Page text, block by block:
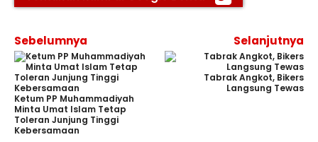
Sebelumnya
Ketum PP Muhammadiyah
Minta Umat Islam Tetap
Toleran Junjung Tinggi
Kebersamaan
Selanjutnya
Tabrak Angkot, Bikers
Langsung Tewas